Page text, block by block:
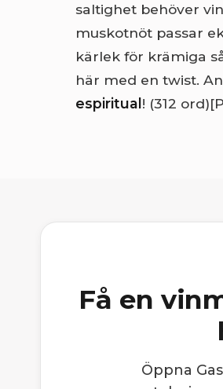
saltighet behöver
muskotnöt passar
kärlek för krämiga
här med en twist.
espiritual ! (312 ord)
Få en
Öppna